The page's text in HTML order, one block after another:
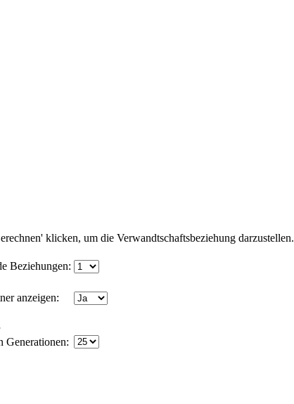
klicken, um die Verwandtschaftsbeziehung darzustellen.
Beziehungen:
anzeigen:
Generationen: